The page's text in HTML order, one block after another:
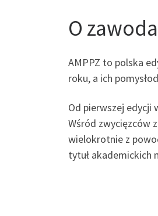
O
AMPPZ to polska
roku, a ich
Od pierwszej edycji
Wśród zwycięzców
wielokrotnie z
tytuł akademickich